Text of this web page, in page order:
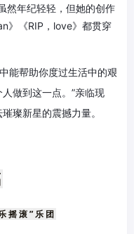
然年纪轻轻，但她的创作
》《RIP，love》都贯穿
能帮助你度过生活中的艰
做到这一点。”亲临现
璨新星的震撼力量。
摇滚”乐团